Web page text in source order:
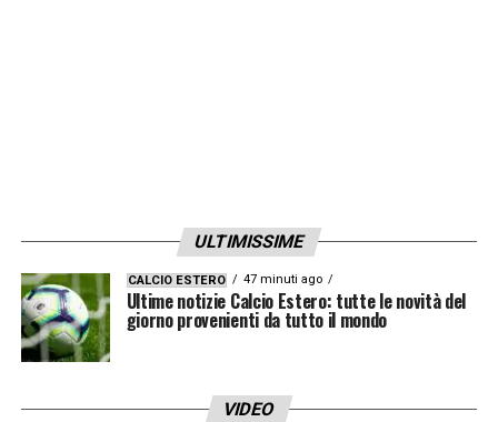
ULTIMISSIME
CALCIO ESTERO 47 minuti ago
Ultime notizie Calcio Estero: tutte le novità del
giorno provenienti da tutto il mondo
VIDEO